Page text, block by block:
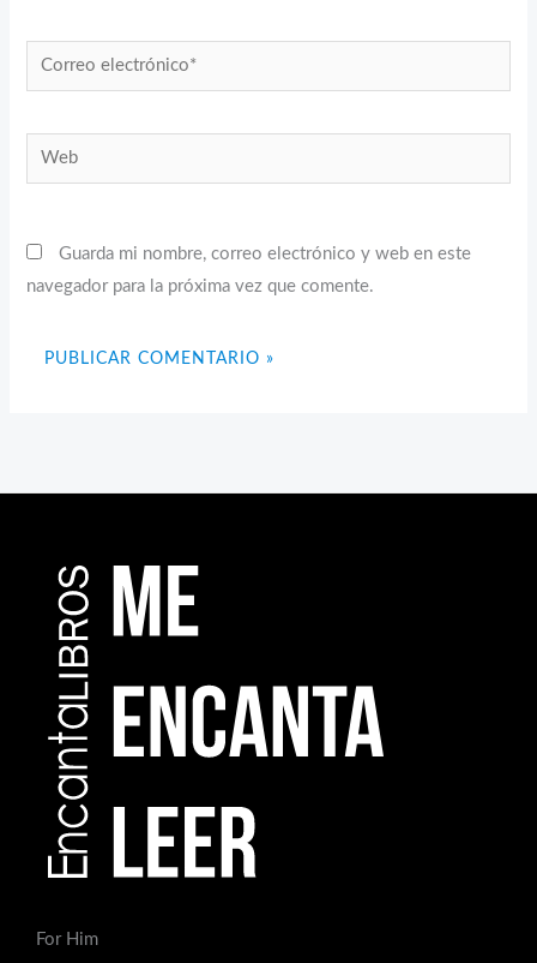
Correo
electrónico*
Web
Guarda mi nombre, correo electrónico y web en este
navegador para la próxima vez que comente.
For Him